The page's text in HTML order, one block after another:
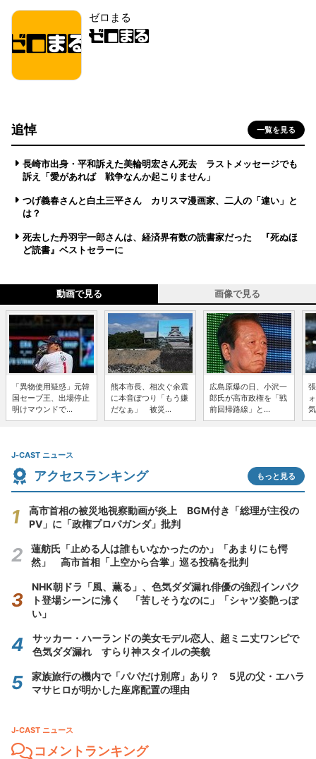
ゼロまる
追悼 一覧を見る
長崎市出身・平和訴えた美輪明宏さん死去 ラストメッセージでも
訴え「愛があれば 戦争なんか起こりません」
つげ義春さんと白土三平さん カリスマ漫画家、二人の「違い」と
は？
死去した丹羽宇一郎さんは、経済界有数の読書家だった 『死ぬほ
ど読書』ベストセラーに
動画で見る 画像で見る
「異物使用疑惑」元韓
国セーブ王、出場停止
明けマウンドで...
熊本市長、相次ぐ余震
に本音ぽつり「もう嫌
だなぁ」 被災...
広島原爆の日、小沢一
郎氏が高市政権を「戦
前回帰路線」と...
J-CAST ニュース
アクセスランキング もっと見る
高市首相の被災地視察動画が炎上 BGM付き「総理が主役の
PV」に「政権プロパガンダ」批判
蓮舫氏「止める人は誰もいなかったのか」「あまりにも愕
然」 高市首相「上空から合掌」巡る投稿を批判
NHK朝ドラ「風、薫る」、色気ダダ漏れ俳優の強烈インパク
ト登場シーンに沸く 「苦しそうなのに」「シャツ姿艶っぽ
い」
サッカー・ハーランドの美女モデル恋人、超ミニ丈ワンピで
色気ダダ漏れ すらり神スタイルの美貌
家族旅行の機内で「パパだけ別席」あり？ 5児の父・エハラ
マサヒロが明かした座席配置の理由
J-CAST ニュース
コメントランキング